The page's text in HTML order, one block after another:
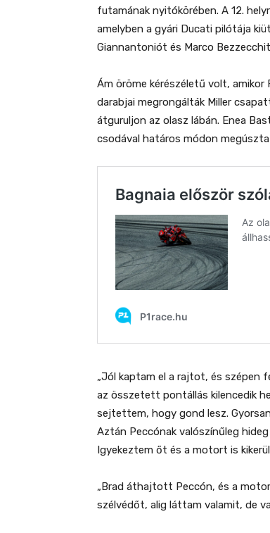
futamának nyitókörében. A 12.
amelyben a gyári Ducati pilótája
Giannantoniót és Marco
Ám öröme kérészéletű volt,
darabjai megrongálták Miller
átguruljon az olasz lábán. Enea
csodával határos módon
„Jól kaptam el a rajtot, és szépen
az összetett pontállás kilencedik
sejtettem, hogy gond lesz.
Aztán Peccónak valószínűleg
Igyekeztem őt és a motort is
„Brad áthajtott Peccón, és a
szélvédőt, alig láttam valamit, de